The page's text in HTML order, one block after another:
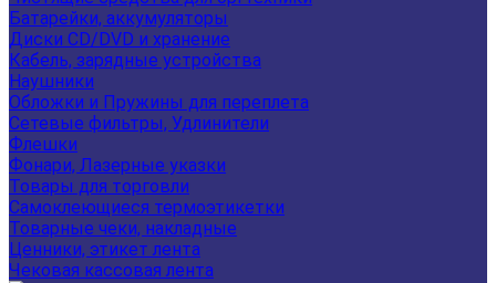
Батарейки, аккумуляторы
Диски CD/DVD и хранение
Кабель, зарядные устройства
Наушники
Обложки и Пружины для переплета
Сетевые фильтры, Удлинители
Флешки
Фонари, Лазерные указки
Товары для торговли
Самоклеющиеся термоэтикетки
Товарные чеки, накладные
Ценники, этикет лента
Чековая кассовая лента